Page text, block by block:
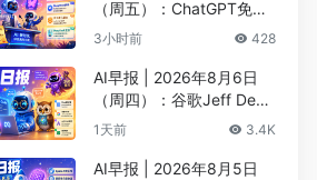
（周五）：ChatGPT免费
版升级GPT-5.6 Luna无限
萨比斯卸任CEO
3小时前 428
AI早报 | 2026年8月6日
（周四）：谷歌Jeff Dean
创办AI科学公司、Meta发
1天前 3.4K
AI早报 | 2026年8月5日